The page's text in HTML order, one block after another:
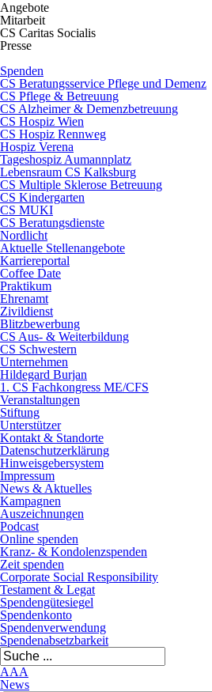
Angebote
Mitarbeit
CS Caritas Socialis
Presse
Spenden
CS Beratungsservice Pflege und Demenz
CS Pflege & Betreuung
CS Alzheimer & Demenzbetreuung
CS Hospiz Wien
CS Hospiz Rennweg
Hospiz Verena
Tageshospiz Aumannplatz
Lebensraum CS Kalksburg
CS Multiple Sklerose Betreuung
CS Kindergarten
CS MUKI
CS Beratungsdienste
Nordlicht
Aktuelle Stellenangebote
Karriereportal
Coffee Date
Praktikum
Ehrenamt
Zivildienst
Blitzbewerbung
CS Aus- & Weiterbildung
CS Schwestern
Unternehmen
Hildegard Burjan
1. CS Fachkongress ME/CFS
Veranstaltungen
Stiftung
Unterstützer
Kontakt & Standorte
Datenschutzerklärung
Hinweisgebersystem
Impressum
News & Aktuelles
Kampagnen
Auszeichnungen
Podcast
Online spenden
Kranz- & Kondolenzspenden
Zeit spenden
Corporate Social Responsibility
Testament & Legat
Spendengütesiegel
Spendenkonto
Spendenverwendung
Spendenabsetzbarkeit
AAA
News